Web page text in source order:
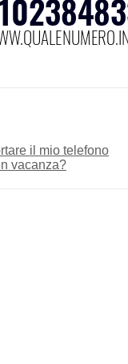
il mio telefono
vacanza?